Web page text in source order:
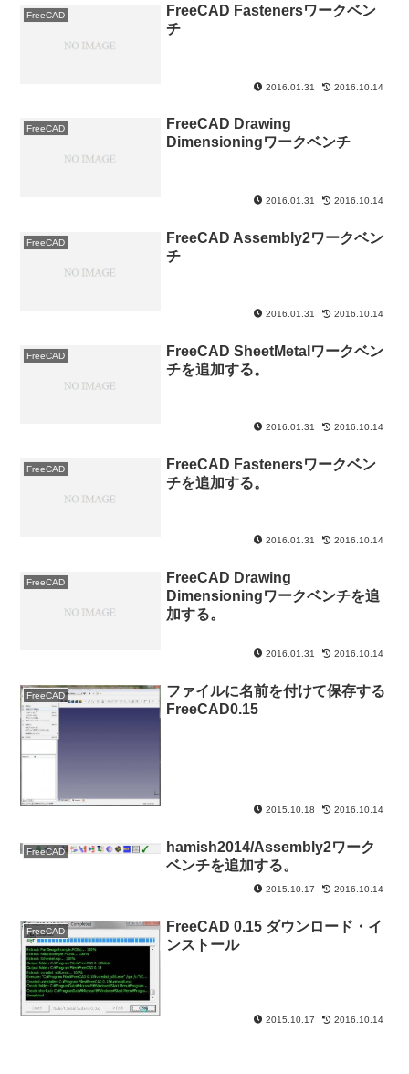
FreeCAD
FreeCAD Fastenersワークベン
チ
2016.01.31 2016.10.14
FreeCAD
FreeCAD Drawing
Dimensioningワークベンチ
2016.01.31 2016.10.14
FreeCAD
FreeCAD Assembly2ワークベン
チ
2016.01.31 2016.10.14
FreeCAD
FreeCAD SheetMetalワークベン
チを追加する。
2016.01.31 2016.10.14
FreeCAD
FreeCAD Fastenersワークベン
チを追加する。
2016.01.31 2016.10.14
FreeCAD
FreeCAD Drawing
Dimensioningワークベンチを追
加する。
2016.01.31 2016.10.14
FreeCAD
ファイルに名前を付けて保存する
FreeCAD0.15
2015.10.18 2016.10.14
FreeCAD
hamish2014/Assembly2ワーク
ベンチを追加する。
2015.10.17 2016.10.14
FreeCAD
FreeCAD 0.15 ダウンロード・イ
ンストール
2015.10.17 2016.10.14